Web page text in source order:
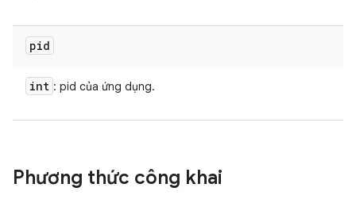
pid
int : pid của ứng dụng.
Phương thức công khai